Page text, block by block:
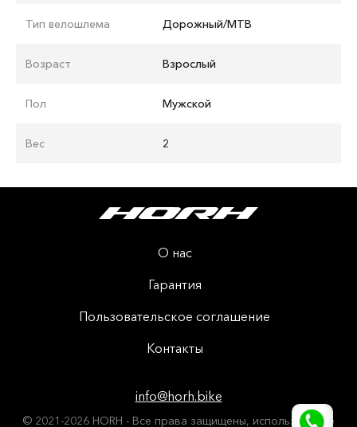
Тип велошлема Дорожный/MTB
Возраст Взрослый
Пол Мужской
Вес 2
О нас
Гарантия
Пользовательское соглашение
Контакты
info@horh.bike
© 2021-2026 HORH - Все права защищены, использование